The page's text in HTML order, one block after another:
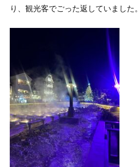
り、観光客でごった返していました。